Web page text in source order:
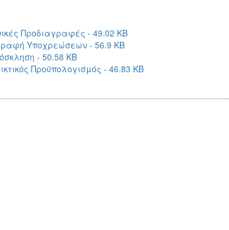
Προδιαγραφές - 49.02 KB
Υποχρεώσεων - 56.9 KB
- 50.58 KB
Προϋπολογισμός - 46.83 KB